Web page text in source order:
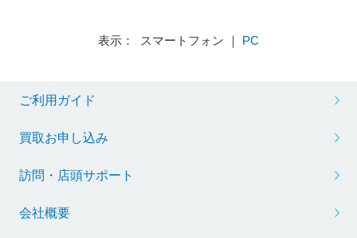
表示： スマートフォン ｜ PC
ご利用ガイド
買取お申し込み
訪問・店頭サポート
会社概要